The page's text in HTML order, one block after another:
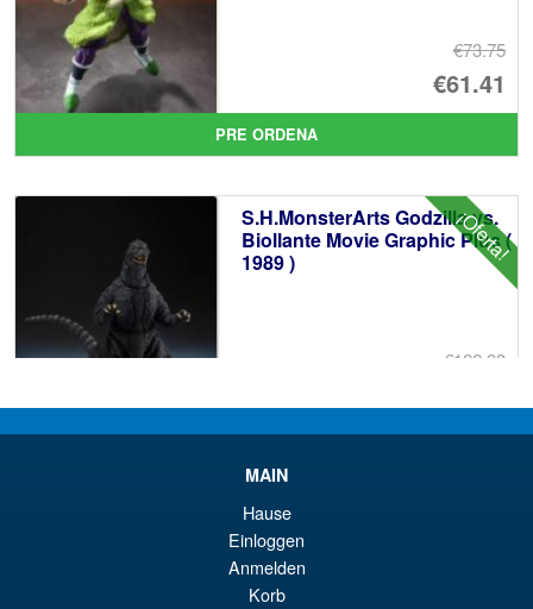
€73.75
€61.41
El
PRE ORDENA
¡Oferta!
S.H.MonsterArts Godzilla vs.
Biollante Movie Graphic Plus (
1989 )
€122.93
El
S.H.Figuarts Rei Ayanami
Neon Genesis Evangelion
Action Figure ( Reissue )
MAIN
Hause
Einloggen
Anmelden
Korb